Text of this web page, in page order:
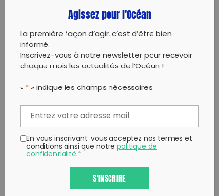
Agissez pour l'Océan
La première façon d’agir, c’est d’être bien
informé.
Inscrivez-vous à notre newsletter pour recevoir
chaque mois les actualités de l’Océan !
« * » indique les champs nécessaires
En vous inscrivant, vous acceptez nos termes et
conditions ainsi que notrepolitique de
confidentialité.*
S'INSCRIRE